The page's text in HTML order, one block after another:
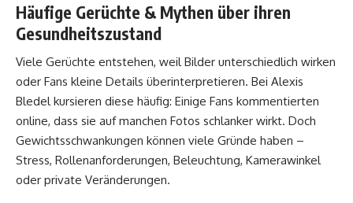
Häufige Gerüchte & Mythen über ihren
Gesundheitszustand
Viele Gerüchte entstehen, weil Bilder unterschiedlich wirken
oder Fans kleine Details überinterpretieren. Bei Alexis
Bledel kursieren diese häufig: Einige Fans kommentierten
online, dass sie auf manchen Fotos schlanker wirkt. Doch
Gewichtsschwankungen können viele Gründe haben –
Stress, Rollenanforderungen, Beleuchtung, Kamerawinkel
oder private Veränderungen.